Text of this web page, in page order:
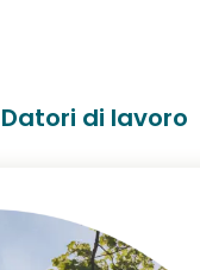
Datori di lavoro